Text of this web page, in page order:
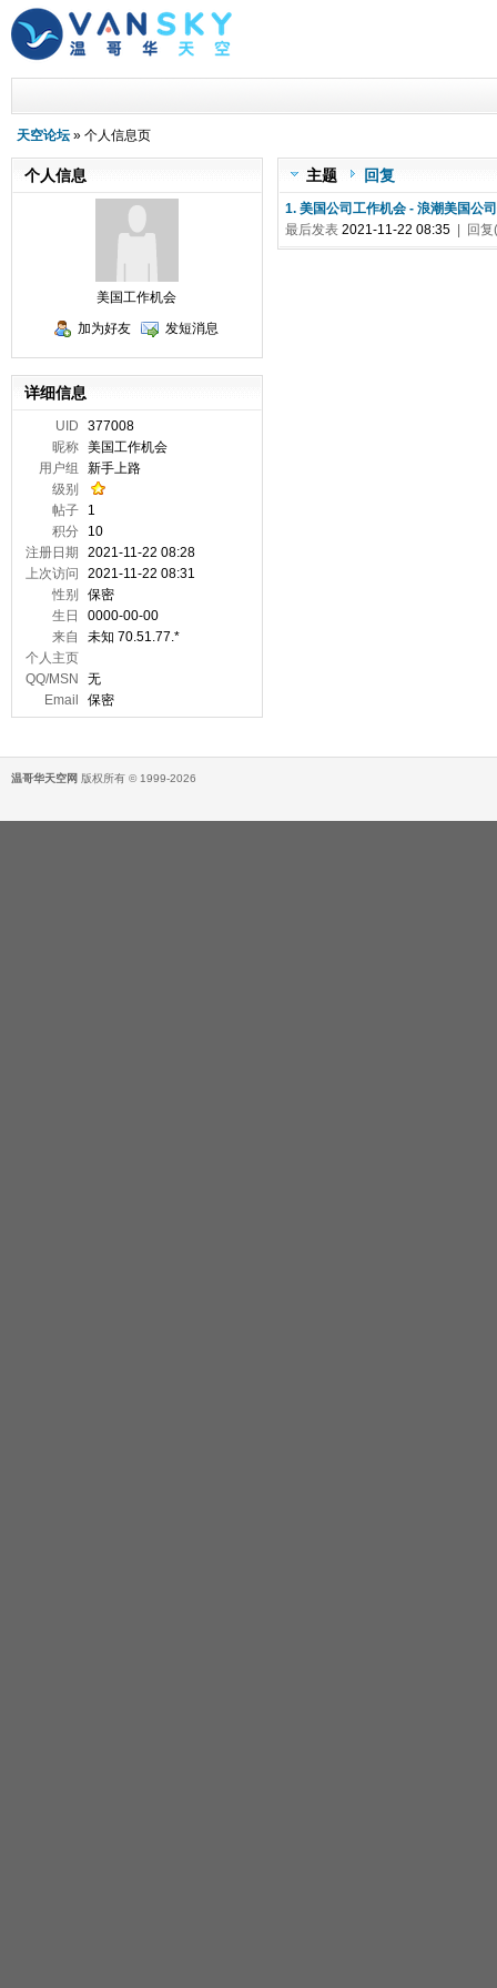
天空论坛 » 个人信息页
主题 回复
1. 美国公司工作机会 - 浪潮美国公
最后发表2021-11-22 08:35 | 回
个人信息
美国工作机会
加为好友
发短消息
详细信息
UID
377008
昵称 美国工作机会
用户组
新手上路
级别
帖子
1
积分
10
注册日期
2021-11-22 08:28
上次访问
2021-11-22 08:31
性别
保密
生日
0000-00-00
来自
未知 70.51.77.*
个人主页
QQ/MSN
无
Email
保密
温哥华天空网 版权所有 © 1999-2026